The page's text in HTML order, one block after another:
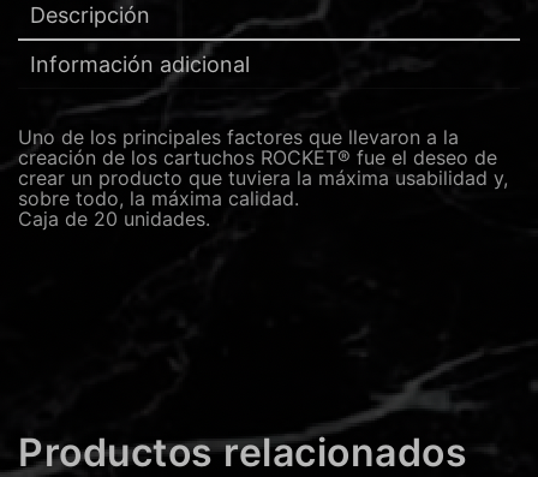
Descripción
Información adicional
Uno de los principales factores que llevaron a la
creación de los cartuchos ROCKET® fue el deseo de
crear un producto que tuviera la máxima usabilidad y,
sobre todo, la máxima calidad.
Caja de 20 unidades.
Productos relacionados